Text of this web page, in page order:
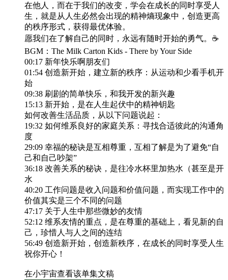
在他人，而在于我们的改变，学会在成长的同时享受人
生，就是从人生必然会出现的精神熵现象中，创造更高
的秩序形式，获得最优体验。
愿我们在了解自己的同时，永远有随时开始的勇气。☕️
BGM：The Milk Carton Kids - There by Your Side
00:17 新年快乐啊朋友们
01:54 创造新开始，建立新的秩序：从运动和少看手机开
始
09:38 刷剧的简单快乐，和我开发的新兴趣
15:13 新开始，是在人生起伏中的精神钥匙
如何改善生活品质，从以下问题说起：
19:32 如何维系良好的家庭关系：寻找合适彼此的沟通角
度
29:09 幸福的秘诀是互相尊重，互相了解是为了避免“自
己和自己吵架”
36:18 改善关系的秘诀，是往冷水杯里加热水（甚至是开
水
40:20 工作问题是收入问题和价值问题，而实现工作中的
价值其实是三个不同的问题
47:17 关于人生中那些微妙的友情
52:12 维系友情的重点，是在尊重的基础上，看见新的自
己，珍惜人与人之间的连结
56:49 创造新开始，创造新秩序，在成长的同时享受人生
祝你开心！
在小宇宙查看该单集文稿